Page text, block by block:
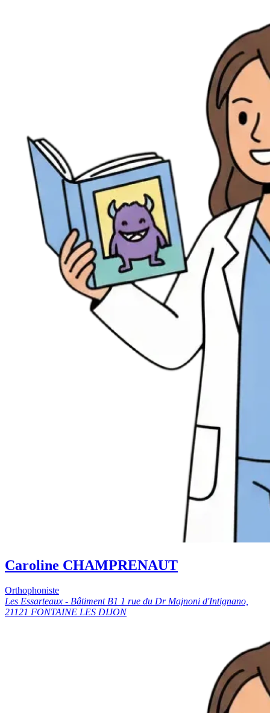
Caroline CHAMPRENAUT
Orthophoniste
Les Essarteaux - Bâtiment B1 1 rue du Dr Majnoni d'Intignano,
21121 FONTAINE LES DIJON